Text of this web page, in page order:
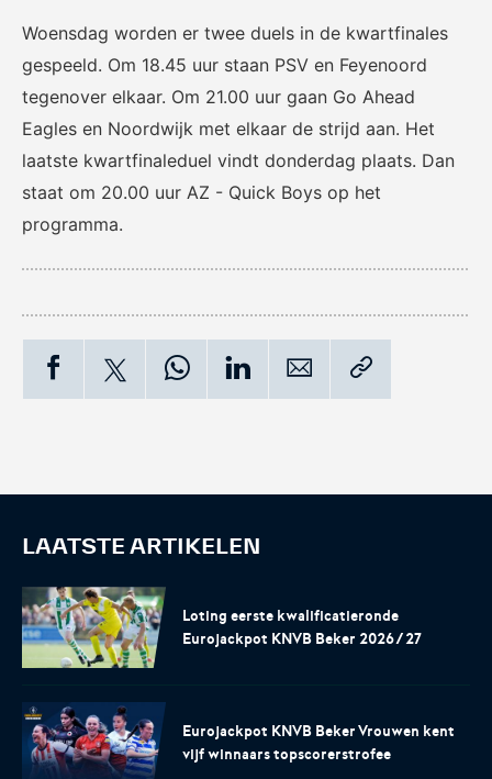
Woensdag worden er twee duels in de kwartfinales
gespeeld. Om 18.45 uur staan PSV en Feyenoord
tegenover elkaar. Om 21.00 uur gaan Go Ahead
Eagles en Noordwijk met elkaar de strijd aan. Het
laatste kwartfinaleduel vindt donderdag plaats. Dan
staat om 20.00 uur AZ - Quick Boys op het
programma.
LAATSTE ARTIKELEN
Loting eerste kwalificatieronde
Eurojackpot KNVB Beker 2026/27
Eurojackpot KNVB Beker Vrouwen kent
vijf winnaars topscorerstrofee